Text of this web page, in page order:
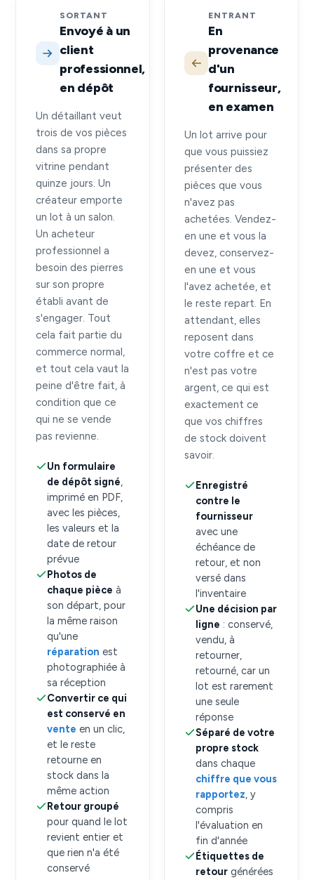
SORTANT
Envoyé à un
client
professionnel,
en dépôt
Un détaillant veut
trois de vos pièces
dans sa propre
vitrine pendant
quinze jours. Un
créateur emporte
un lot à un salon.
Un acheteur
professionnel a
besoin des pierres
sur son propre
établi avant de
s'engager. Tout
cela fait partie du
commerce normal,
et tout cela vaut la
peine d'être fait, à
condition que ce
qui ne se vende
pas revienne.
Un formulaire
de dépôt signé,
imprimé en PDF,
avec les pièces,
les valeurs et la
date de retour
prévue
Photos de
chaque pièce à
son départ, pour
la même raison
qu'une
réparation est
photographiée à
sa réception
Convertir ce qui
est conservé en
vente en un clic,
et le reste
retourne en
stock dans la
même action
Retour groupé
pour quand le lot
revient entier et
que rien n'a été
conservé
ENTRANT
En
provenance
d'un
fournisseur,
en examen
Un lot arrive pour
que vous puissiez
présenter des
pièces que vous
n'avez pas
achetées. Vendez-
en une et vous la
devez, conservez-
en une et vous
l'avez achetée, et
le reste repart. En
attendant, elles
reposent dans
votre coffre et ce
n'est pas votre
argent, ce qui est
exactement ce
que vos chiffres
de stock doivent
savoir.
Enregistré
contre le
fournisseur
avec une
échéance de
retour, et non
versé dans
l'inventaire
Une décision par
ligne : conservé,
vendu, à
retourner,
retourné, car un
lot est rarement
une seule
réponse
Séparé de votre
propre stock
dans chaque
chiffre que vous
rapportez, y
compris
l'évaluation en
fin d'année
Étiquettes de
retour générées